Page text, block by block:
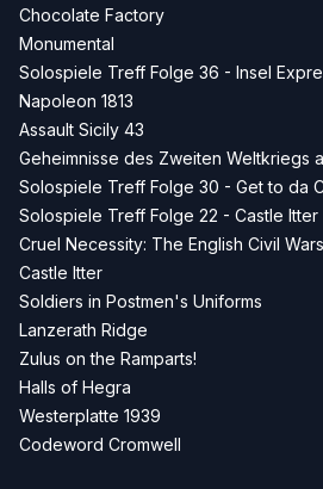
Chocolate Factory
Monumental
Solospiele Treff Folge 36 - Insel
Napoleon 1813
Assault Sicily 43
Geheimnisse des Zweiten Weltkriegs
Solospiele Treff Folge 30 - Get to da
Solospiele Treff Folge 22 - Castle Itter
Cruel Necessity: The English Civil
Castle Itter
Soldiers in Postmen's Uniforms
Lanzerath Ridge
Zulus on the Ramparts!
Halls of Hegra
Westerplatte 1939
Codeword Cromwell